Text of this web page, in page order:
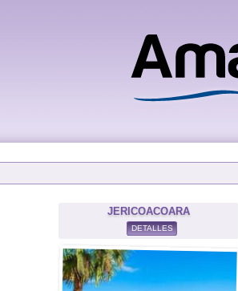
JERICOACOARA
DETALLES